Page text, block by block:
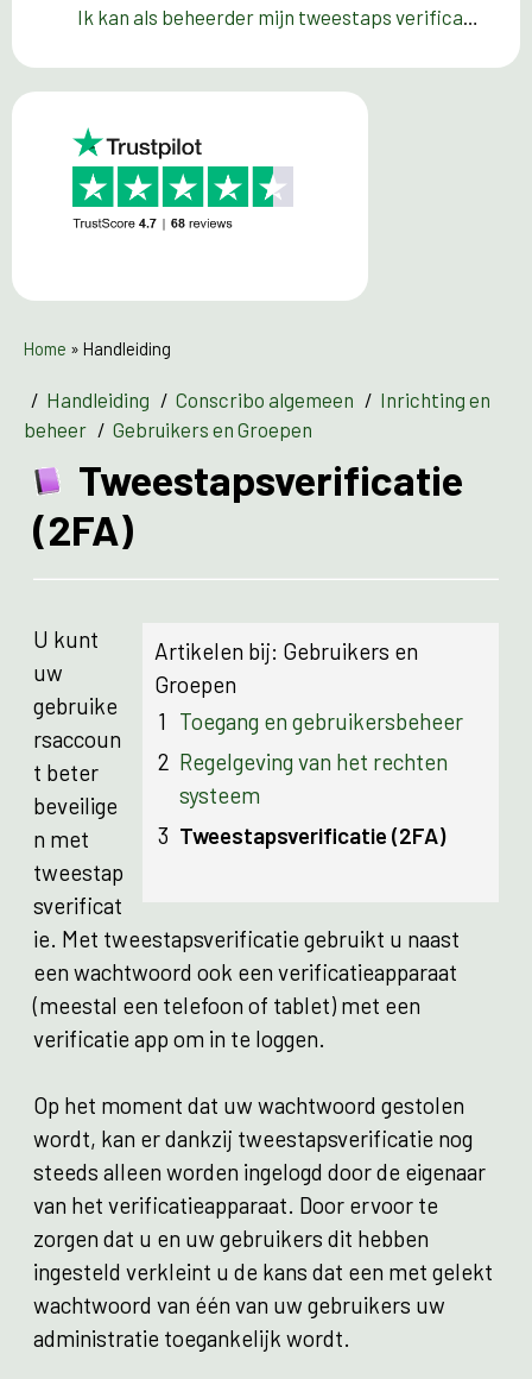
Ik kan als beheerder mijn tweestaps verificatieapp niet meer gebruiken
Home » Handleiding
/ Handleiding / Conscribo algemeen / Inrichting en
beheer / Gebruikers en Groepen
Tweestapsverificatie
(2FA)
Artikelen bij: Gebruikers en
Groepen
1
Toegang en gebruikersbeheer
2 Regelgeving van het rechten
systeem
3 Tweestapsverificatie (2FA)
U kunt
uw
gebruike
rsaccoun
t beter
beveilige
n met
tweestap
sverificat
ie. Met tweestapsverificatie gebruikt u naast
een wachtwoord ook een verificatieapparaat
(meestal een telefoon of tablet) met een
verificatie app om in te loggen.
Op het moment dat uw wachtwoord gestolen
wordt, kan er dankzij tweestapsverificatie nog
steeds alleen worden ingelogd door de eigenaar
van het verificatieapparaat. Door ervoor te
zorgen dat u en uw gebruikers dit hebben
ingesteld verkleint u de kans dat een met gelekt
wachtwoord van één van uw gebruikers uw
administratie toegankelijk wordt.